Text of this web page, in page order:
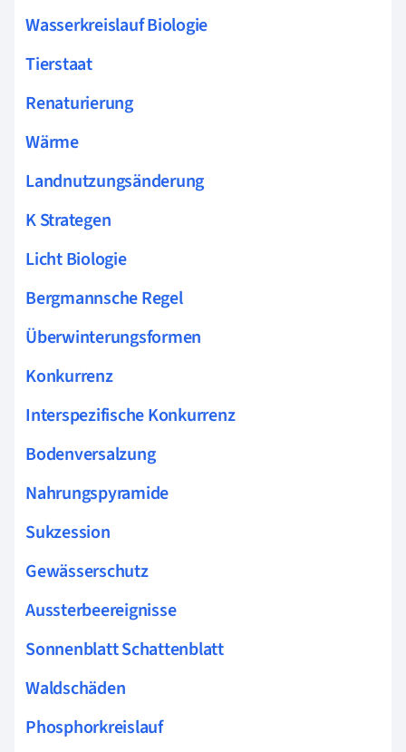
Wasserkreislauf Biologie
Tierstaat
Renaturierung
Wärme
Landnutzungsänderung
K Strategen
Licht Biologie
Bergmannsche Regel
Überwinterungsformen
Konkurrenz
Interspezifische Konkurrenz
Bodenversalzung
Nahrungspyramide
Sukzession
Gewässerschutz
Aussterbeereignisse
Sonnenblatt Schattenblatt
Waldschäden
Phosphorkreislauf